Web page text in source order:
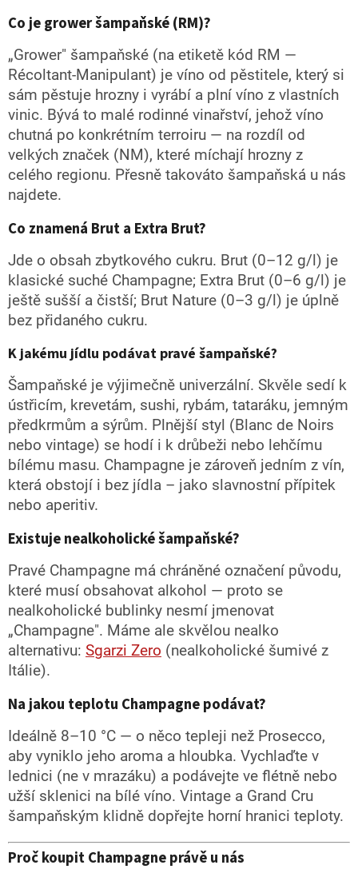
Co je grower šampaňské (RM)?
„Grower" šampaňské (na etiketě kód RM —
Récoltant-Manipulant) je víno od pěstitele, který si
sám pěstuje hrozny i vyrábí a plní víno z vlastních
vinic. Bývá to malé rodinné vinařství, jehož víno
chutná po konkrétním terroiru — na rozdíl od
velkých značek (NM), které míchají hrozny z
celého regionu. Přesně takováto šampaňská u nás
najdete.
Co znamená Brut a Extra Brut?
Jde o obsah zbytkového cukru. Brut (0–12 g/l) je
klasické suché Champagne; Extra Brut (0–6 g/l) je
ještě sušší a čistší; Brut Nature (0–3 g/l) je úplně
bez přidaného cukru.
K jakému jídlu podávat pravé šampaňské?
Šampaňské je výjimečně univerzální. Skvěle sedí k
ústřicím, krevetám, sushi, rybám, tataráku, jemným
předkrmům a sýrům. Plnější styl (Blanc de Noirs
nebo vintage) se hodí i k drůbeži nebo lehčímu
bílému masu. Champagne je zároveň jedním z vín,
která obstojí i bez jídla – jako slavnostní přípitek
nebo aperitiv.
Existuje nealkoholické šampaňské?
Pravé Champagne má chráněné označení původu,
které musí obsahovat alkohol — proto se
nealkoholické bublinky nesmí jmenovat
„Champagne". Máme ale skvělou nealko
alternativu: Sgarzi Zero (nealkoholické šumivé z
Itálie).
Na jakou teplotu Champagne podávat?
Ideálně 8–10 °C — o něco tepleji než Prosecco,
aby vyniklo jeho aroma a hloubka. Vychlaďte v
lednici (ne v mrazáku) a podávejte ve flétně nebo
užší sklenici na bílé víno. Vintage a Grand Cru
šampaňským klidně dopřejte horní hranici teploty.
Proč koupit Champagne právě u nás